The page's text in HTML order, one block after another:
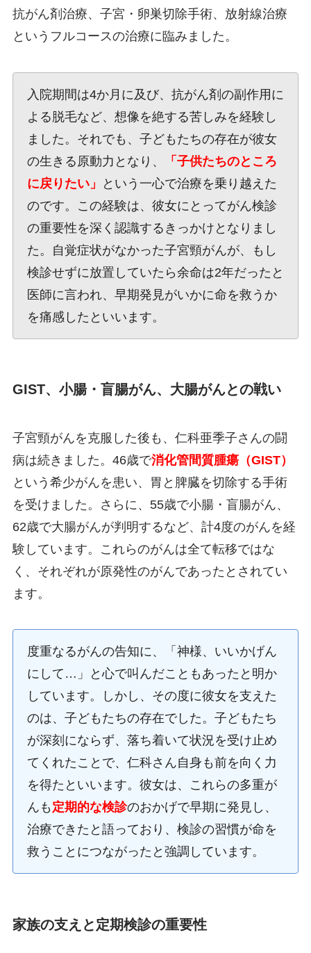
抗がん剤治療、子宮・卵巣切除手術、放射線治療
というフルコースの治療に臨みました。
入院期間は4か月に及び、抗がん剤の副作用に
よる脱毛など、想像を絶する苦しみを経験し
ました。それでも、子どもたちの存在が彼女
の生きる原動力となり、
「子供たちのところ
に戻りたい」
という一心で治療を乗り越えた
のです。この経験は、彼女にとってがん検診
の重要性を深く認識するきっかけとなりまし
た。自覚症状がなかった子宮頸がんが、もし
検診せずに放置していたら余命は2年だったと
医師に言われ、早期発見がいかに命を救うか
を痛感したといいます。
GIST、小腸・盲腸がん、大腸がんとの戦い
子宮頸がんを克服した後も、仁科亜季子さんの闘
病は続きました。46歳で消化管間質腫瘍（GIST）
という希少がんを患い、胃と脾臓を切除する手術
を受けました。さらに、55歳で小腸・盲腸がん、
62歳で大腸がんが判明するなど、計4度のがんを経
験しています。これらのがんは全て転移ではな
く、それぞれが原発性のがんであったとされてい
ます。
度重なるがんの告知に、「神様、いいかげん
にして…」と心で叫んだこともあったと明か
しています。しかし、その度に彼女を支えた
のは、子どもたちの存在でした。子どもたち
が深刻にならず、落ち着いて状況を受け止め
てくれたことで、仁科さん自身も前を向く力
を得たといいます。彼女は、これらの多重が
んも 定期的な検診のおかげで早期に発見し、
治療できたと語っており、検診の習慣が命を
救うことにつながったと強調しています。
家族の支えと定期検診の重要性